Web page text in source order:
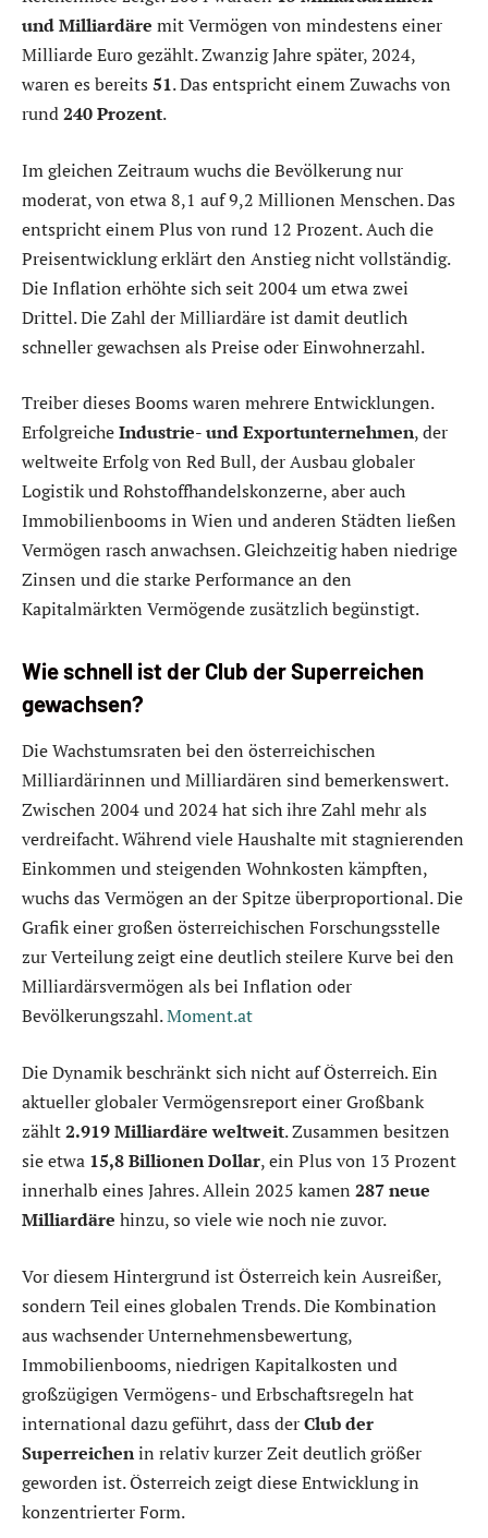
und Milliardäre mit Vermögen von mindestens einer
Milliarde Euro gezählt. Zwanzig Jahre später, 2024,
waren es bereits 51. Das entspricht einem Zuwachs von
rund240 Prozent.
Im gleichen Zeitraum wuchs die Bevölkerung nur
moderat, von etwa 8,1 auf 9,2 Millionen Menschen. Das
entspricht einem Plus von rund 12 Prozent. Auch die
Preisentwicklung erklärt den Anstieg nicht vollständig.
Die Inflation erhöhte sich seit 2004 um etwa zwei
Drittel. Die Zahl der Milliardäre ist damit deutlich
schneller gewachsen als Preise oder Einwohnerzahl.
Treiber dieses Booms waren mehrere Entwicklungen.
ErfolgreicheIndustrie- und Exportunternehmen, der
weltweite Erfolg von Red Bull, der Ausbau globaler
Logistik und Rohstoffhandelskonzerne, aber auch
Immobilienbooms in Wien und anderen Städten ließen
Vermögen rasch anwachsen. Gleichzeitig haben niedrige
Zinsen und die starke Performance an den
Kapitalmärkten Vermögende zusätzlich begünstigt.
Wie schnell ist der Club der Superreichen
gewachsen?
Die Wachstumsraten bei den österreichischen
Milliardärinnen und Milliardären sind bemerkenswert.
Zwischen 2004 und 2024 hat sich ihre Zahl mehr als
verdreifacht. Während viele Haushalte mit stagnierenden
Einkommen und steigenden Wohnkosten kämpften,
wuchs das Vermögen an der Spitze überproportional. Die
Grafik einer großen österreichischen Forschungsstelle
zur Verteilung zeigt eine deutlich steilere Kurve bei den
Milliardärsvermögen als bei Inflation oder
Bevölkerungszahl.Moment.at
Die Dynamik beschränkt sich nicht auf Österreich. Ein
aktueller globaler Vermögensreport einer Großbank
zählt2.919 Milliardäre weltweit. Zusammen besitzen
sie etwa 15,8 Billionen Dollar, ein Plus von 13 Prozent
innerhalb eines Jahres. Allein 2025 kamen 287 neue
Milliardäre hinzu, so viele wie noch nie zuvor.
Vor diesem Hintergrund ist Österreich kein Ausreißer,
sondern Teil eines globalen Trends. Die Kombination
aus wachsender Unternehmensbewertung,
Immobilienbooms, niedrigen Kapitalkosten und
großzügigen Vermögens- und Erbschaftsregeln hat
international dazu geführt, dass derClub der
Superreichenin relativ kurzer Zeit deutlich größer
geworden ist. Österreich zeigt diese Entwicklung in
konzentrierter Form.